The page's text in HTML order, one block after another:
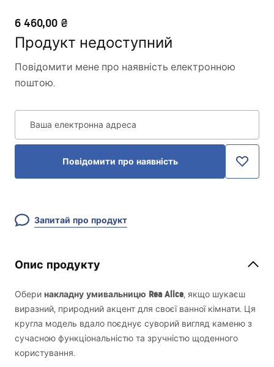
6 460,00 ₴
Продукт недоступний
Повідомити мене про наявність електронною
поштою.
Ваша електронна адреса
Повідомити про наявність
Запитай про продукт
Опис продукту
Обери накладну умивальницю Rea Alice, якщо шукаєш
виразний, природний акцент для своєї ванної кімнати. Ця
кругла модель вдало поєднує суворий вигляд каменю з
сучасною функціональністю та зручністю щоденного
користування.